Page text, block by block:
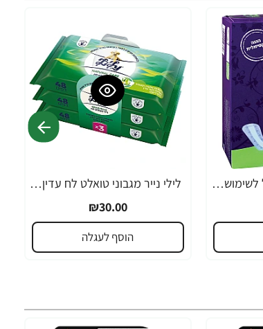
לילי מגני תחתון נטורל לשימוש יומיומי לייט 62 יחידות
לילי נייר מגבוני טואלט לח עדין ללא בישום - 48 דפים מארז שלישייה
₪30.00
הוסף לעגלה